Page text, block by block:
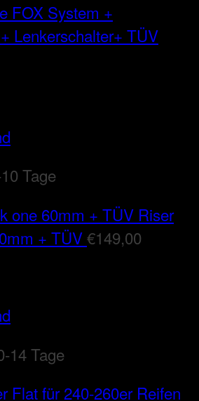
FOX System +
Lenkerschalter+ TÜV
Tage
Riser
+ TÜV€149,00
14 Tage